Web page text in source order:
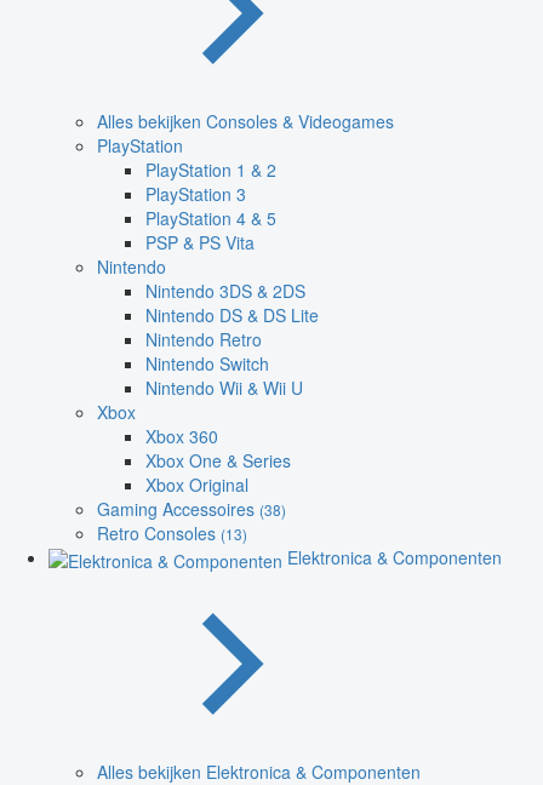
Alles bekijken Consoles & Videogames
PlayStation
PlayStation 1 & 2
PlayStation 3
PlayStation 4 & 5
PSP & PS Vita
Nintendo
Nintendo 3DS & 2DS
Nintendo DS & DS Lite
Nintendo Retro
Nintendo Switch
Nintendo Wii & Wii U
Xbox
Xbox 360
Xbox One & Series
Xbox Original
Gaming Accessoires (38)
Retro Consoles (13)
Elektronica & Componenten
Alles bekijken Elektronica & Componenten